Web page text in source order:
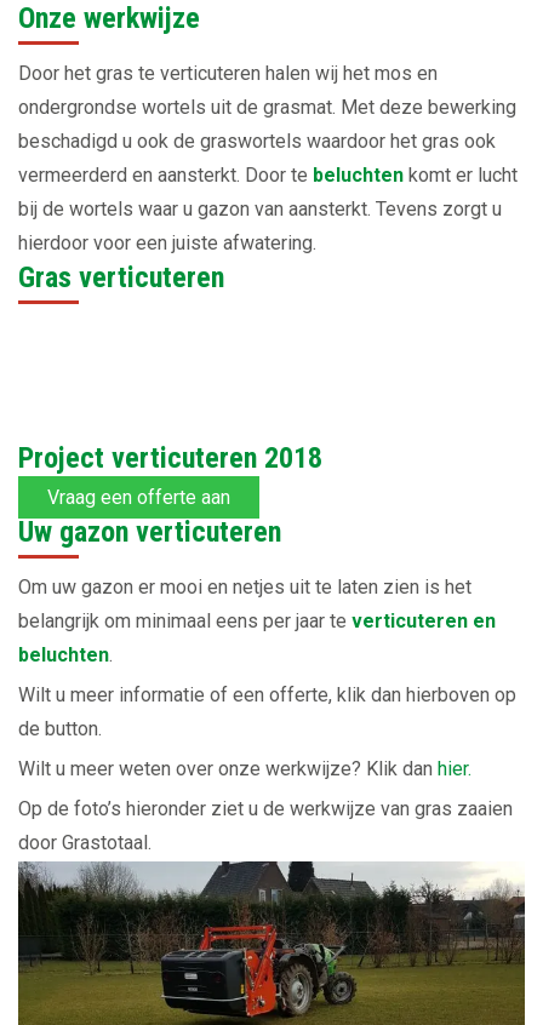
Onze werkwijze
Door het gras te verticuteren halen wij het mos en
ondergrondse wortels uit de grasmat. Met deze bewerking
beschadigd u ook de graswortels waardoor het gras ook
vermeerderd en aansterkt. Door te beluchten komt er lucht
bij de wortels waar u gazon van aansterkt. Tevens zorgt u
hierdoor voor een juiste afwatering.
Gras verticuteren
Project verticuteren 2018
Vraag een offerte aan
Uw gazon verticuteren
Om uw gazon er mooi en netjes uit te laten zien is het
belangrijk om minimaal eens per jaar te verticuteren en
beluchten.
Wilt u meer informatie of een offerte, klik dan hierboven op
de button.
Wilt u meer weten over onze werkwijze? Klik dan hier.
Op de foto’s hieronder ziet u de werkwijze van gras zaaien
door Grastotaal.